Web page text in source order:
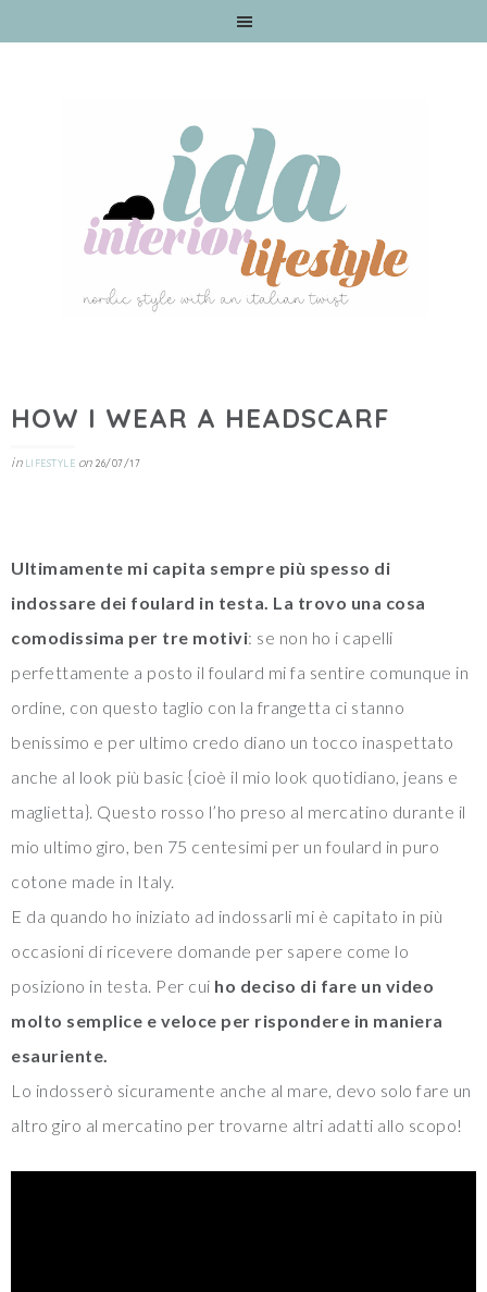
HOW I WEAR A HEADSCARF
in LIFESTYLE on 26/07/17
Ultimamente mi capita sempre più spesso di
indossare dei foulard in testa. La trovo una cosa
comodissima per tre motivi: se non ho i capelli
perfettamente a posto il foulard mi fa sentire comunque in
ordine, con questo taglio con la frangetta ci stanno
benissimo e per ultimo credo diano un tocco inaspettato
anche al look più basic {cioè il mio look quotidiano, jeans e
maglietta}. Questo rosso l’ho preso al mercatino durante il
mio ultimo giro, ben 75 centesimi per un foulard in puro
cotone made in Italy.
E da quando ho iniziato ad indossarli mi è capitato in più
occasioni di ricevere domande per sapere come lo
posiziono in testa. Per cui ho deciso di fare un video
molto semplice e veloce per rispondere in maniera
esauriente.
Lo indosserò sicuramente anche al mare, devo solo fare un
altro giro al mercatino per trovarne altri adatti allo scopo!